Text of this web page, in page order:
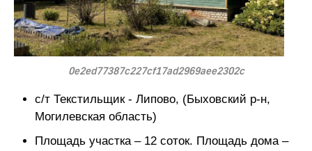
0e2ed77387c227cf17ad2969aee2302c
с/т Текстильщик - Липово, (Быховский р-н,
Могилевская область)
Площадь участка – 12 соток. Площадь дома –